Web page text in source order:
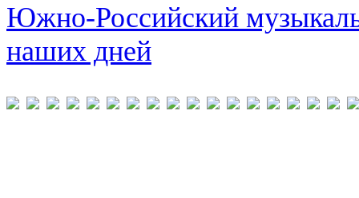
Южно-Российский
наших дней